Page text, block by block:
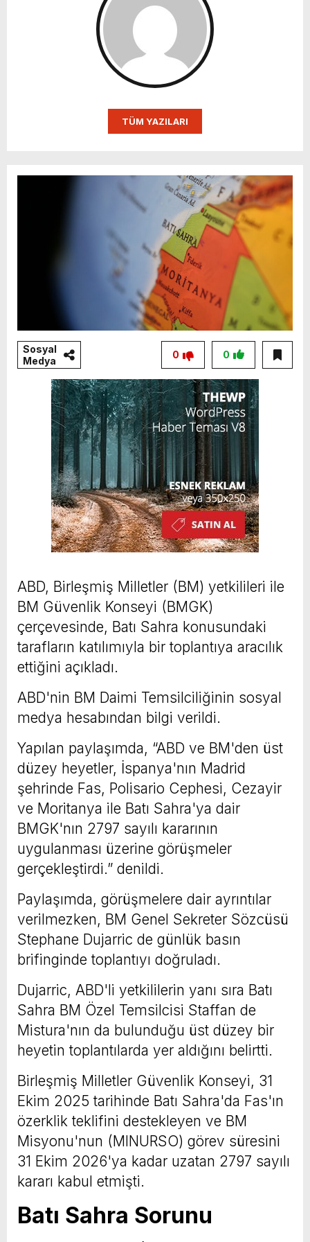
TÜM YAZILARI
Sosyal
Medya
0
0
ABD, Birleşmiş Milletler (BM) yetkilileri ile
BM Güvenlik Konseyi (BMGK)
çerçevesinde, Batı Sahra konusundaki
tarafların katılımıyla bir toplantıya aracılık
ettiğini açıkladı.
ABD'nin BM Daimi Temsilciliğinin sosyal
medya hesabından bilgi verildi.
Yapılan paylaşımda, “ABD ve BM'den üst
düzey heyetler, İspanya'nın Madrid
şehrinde Fas, Polisario Cephesi, Cezayir
ve Moritanya ile Batı Sahra'ya dair
BMGK'nın 2797 sayılı kararının
uygulanması üzerine görüşmeler
gerçekleştirdi.” denildi.
Paylaşımda, görüşmelere dair ayrıntılar
verilmezken, BM Genel Sekreter Sözcüsü
Stephane Dujarric de günlük basın
brifinginde toplantıyı doğruladı.
Dujarric, ABD'li yetkililerin yanı sıra Batı
Sahra BM Özel Temsilcisi Staffan de
Mistura'nın da bulunduğu üst düzey bir
heyetin toplantılarda yer aldığını belirtti.
Birleşmiş Milletler Güvenlik Konseyi, 31
Ekim 2025 tarihinde Batı Sahra'da Fas'ın
özerklik teklifini destekleyen ve BM
Misyonu'nun (MINURSO) görev süresini
31 Ekim 2026'ya kadar uzatan 2797 sayılı
kararı kabul etmişti.
Batı Sahra Sorunu